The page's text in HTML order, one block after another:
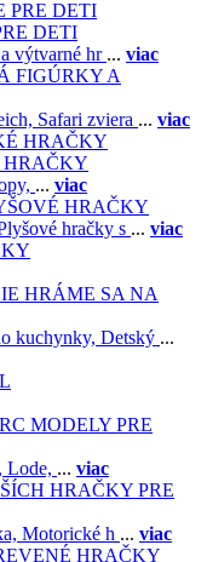
DETI
výtvarné hr ... viac
FIGÚRKY A
Safari zviera ... viac
HRAČKY
... viac
HRAČKY
hračky s ... viac
HRÁME SA NA
kuchynky, Detský ...
RC MODELY PRE
Lode, ... viac
HRAČKY PRE
Motorické h ... viac
HRAČKY